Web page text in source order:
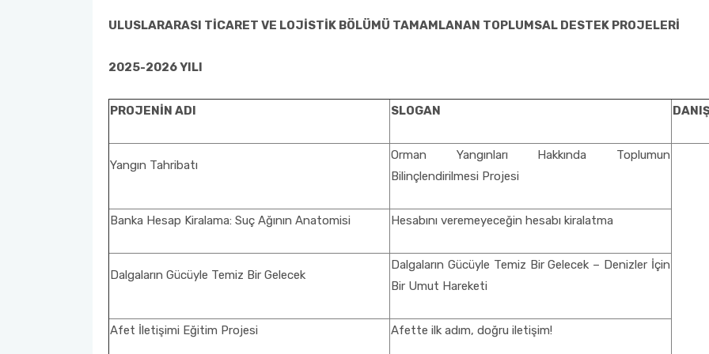
ULUSLARARASI TİCARET VE LOJİSTİK BÖLÜMÜ TAMAMLANAN TOPLUMSAL DESTEK PROJELERİ
2025-2026 YILI
PROJENİN ADI SLOGAN
Yangın Tahribatı
Orman Yangınları Hakkında Toplumun
Bilinçlendirilmesi Projesi
Banka Hesap Kiralama: Suç Ağının Anatomisi Hesabını veremeyeceğin hesabı kiralatma
Dalgaların Gücüyle Temiz Bir Gelecek
Dalgaların Gücüyle Temiz Bir Gelecek – Denizler İçin
Bir Umut Hareketi
Afet İletişimi Eğitim Projesi Afette ilk adım, doğru iletişim!